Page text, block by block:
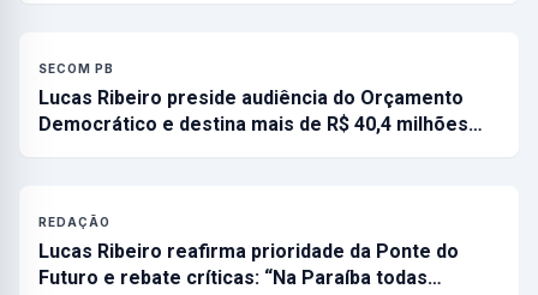
SECOM PB
Lucas Ribeiro preside audiência do Orçamento
Democrático e destina mais de R$ 40,4 milhões…
REDAÇÃO
Lucas Ribeiro reafirma prioridade da Ponte do
Futuro e rebate críticas: “Na Paraíba todas…